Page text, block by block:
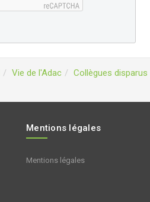
Vie de l'Adac
Collègues disparus
Mentions légales
Mentions légales